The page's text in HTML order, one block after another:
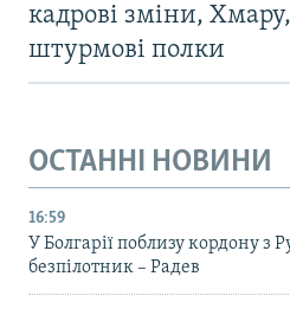
кадрові зміни,
штурмові полки
ОСТАННІ НОВИНИ
16:59
У Болгарії поблизу кордону з
безпілотник – Радев